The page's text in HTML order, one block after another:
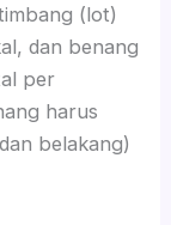
(lot)
dan benang
per
harus
belakang)